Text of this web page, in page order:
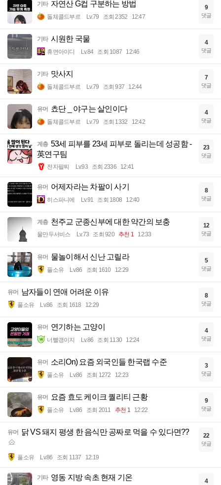
기타 자연산 G컵 구분하는 방법
돌체콜드부르 Lv.79 조회 2352 12:47
9
댓글
기타 시원한 국물
휴면아이디 Lv.84 조회 1087 12:46
4
댓글
기타 맛사지
돌체콜드부르 Lv.79 조회 937 12:44
7
댓글
유머 쵸단 _ 야구는 살인이다
돌체콜드부르 Lv.79 조회 1332 12:42
4
댓글
계층 53세 피부를 23세 피부로 돌리는데 성공함 -
英연구팀
전자팔찌 Lv.93 조회 2336 12:41
23
댓글
유머 어제자라는 차팔이 사기
히스파니에 Lv.91 조회 1808 12:40
8
댓글
계층 천주교 군종신부에 대한 약간의 보충
물만두서비스 Lv.73 조회 920 추천 1 12:33
12
댓글
유머 물놀이해서 신난 고릴라
풀소유 Lv.86 조회 1610 12:29
5
댓글
유머 남자들이 연애 어려운 이유
풀소유 Lv.86 조회 1618 12:29
8
댓글
유머 연기하는 고양이
너빨갱이지 Lv.86 조회 1130 12:24
4
댓글
유머 소리On) 요즘 외국인들 한국랩 수준
풀소유 Lv.86 조회 1272 12:23
3
댓글
유머 요즘 효도 케이크 퀄리티 근황
풀소유 Lv.86 조회 2011 추천 1 12:22
9
댓글
유머 닭 VS 돼지 평생 한 음식만 공짜로 먹을 수 있다면??
풀소유 Lv.86 조회 1137 12:19
22
댓글
기타 영동 지방 속초 현재 기온 4